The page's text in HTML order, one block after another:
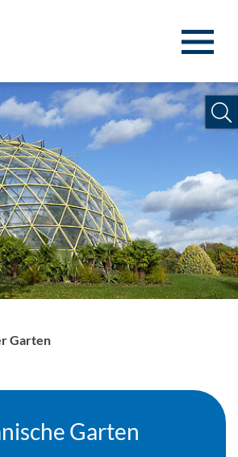
Garten
Garten